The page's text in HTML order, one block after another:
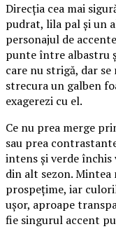
Direcția cea mai
pudrat, lila pal și un
personajul de
punte între albastru
care nu strigă, dar se
strecura un galben
exagerezi cu el.
Ce nu prea merge
sau prea
intens și verde închis
din alt sezon. Mintea
prospețime, iar
ușor, aproape
fie singurul accent